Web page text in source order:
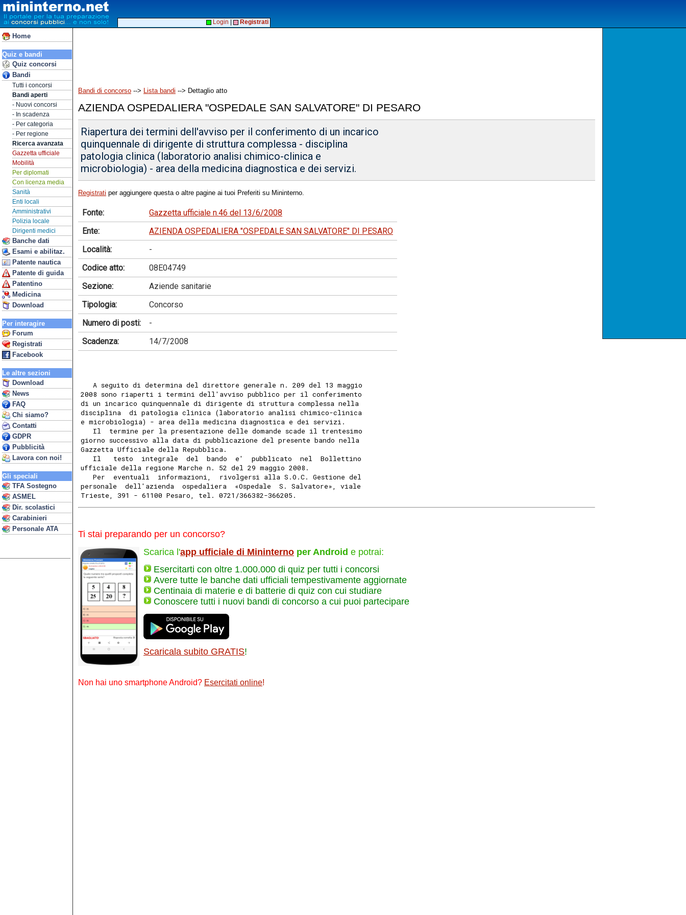
Home
Quiz e bandi
Quiz concorsi
Bandi
Tutti i concorsi
Bandi aperti
- Nuovi concorsi
- In scadenza
- Per categoria
- Per regione
Ricerca avanzata
Gazzetta ufficiale
Mobilità
Per diplomati
Con licenza media
Sanità
Enti locali
Amministrativi
Polizia locale
Dirigenti medici
Banche dati
Esami e abilitaz.
Patente nautica
Patente di guida
Patentino
Medicina
Download
Per interagire
Forum
Registrati
Facebook
Le altre sezioni
Download
News
FAQ
Chi siamo?
Contatti
GDPR
Pubblicità
Lavora con noi!
Gli speciali
TFA Sostegno
ASMEL
Dir. scolastici
Carabinieri
Personale ATA
Login Registrati
Bandi di concorso --> Lista bandi --> Dettaglio atto
AZIENDA OSPEDALIERA "OSPEDALE SAN SALVATORE" DI PESARO
Riapertura dei termini dell'avviso per il conferimento di un incarico
quinquennale di dirigente di struttura complessa - disciplina
patologia clinica (laboratorio analisi chimico-clinica e
microbiologia) - area della medicina diagnostica e dei servizi.
Registrati per aggiungere questa o altre pagine ai tuoi Preferiti su Mininterno.
Fonte:
Gazzetta ufficiale n.46 del 13/6/2008
Ente:
AZIENDA OSPEDALIERA "OSPEDALE SAN SALVATORE" DI PESARO
Località:
-
Codice atto:
08E04749
Sezione:
Aziende sanitarie
Tipologia:
Concorso
Numero di posti:
-
Scadenza:
14/7/2008
   A seguito di determina del direttore generale n. 209 del 13 maggio
2008 sono riaperti i termini dell'avviso pubblico per il conferimento
di un incarico quinquennale di dirigente di struttura complessa nella
disciplina  di patologia clinica (laboratorio analisi chimico-clinica
e microbiologia) - area della medicina diagnostica e dei servizi.
   Il  termine per la presentazione delle domande scade il trentesimo
giorno successivo alla data di pubblicazione del presente bando nella
Gazzetta Ufficiale della Repubblica.
   Il   testo  integrale  del  bando  e'  pubblicato  nel  Bollettino
ufficiale della regione Marche n. 52 del 29 maggio 2008.
   Per  eventuali  informazioni,  rivolgersi alla S.O.C. Gestione del
personale  dell'azienda  ospedaliera  «Ospedale  S. Salvatore», viale
Trieste, 391 - 61100 Pesaro, tel. 0721/366382-366205.
Ti stai preparando per un concorso?
Scarica l'app ufficiale di Mininterno per Android e potrai:
Esercitarti con oltre 1.000.000 di quiz per tutti i concorsi
Avere tutte le banche dati ufficiali tempestivamente aggiornate
Centinaia di materie e di batterie di quiz con cui studiare
Conoscere tutti i nuovi bandi di concorso a cui puoi partecipare
Scaricala subito GRATIS!
Non hai uno smartphone Android? Esercitati online!